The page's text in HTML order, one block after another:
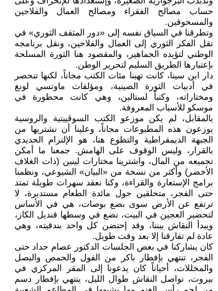
حساب مصالح الفقراء ومصالح العمال والفلاحين
والمسحوقين.
وتطرقنا في السياق نفسه إلى «دور المثقف الثوري» في
نقل الفكر الثوري إلى العمال والفلاحين، ونقل برنامجه
الوطني لتؤيده الجماهير، والمقصود هنا الثورة المسلحة
بإعتبارها الطريق السليم لتحرير الوطن.
دار ابن سينا، كانت تهبنا مئات الكتب مجاناً، لكنها تنحصر
في أدبيات الثورة الصينية، ومؤلفات ماوتسي لونغ
ومختاراته، وكتباً لستالين، وهي كانت محظورة في
موسكو للأسباب المعروفة.
بالمقابل، لم يكن موزعو الكتب السوڤييتية والروسية
يوزعون هذه المطبوعات مجاناً، وعلينا أن نشتريها من
الجبهة الديمقراطية والتطوع هنا، هو الإلتزام الحديدي
بالقرار، وليس الوقوف على الهامش. جمعنا ما أمكن
تجميعه من المال، واشترينا مختارات لينين (ذات الغلاف
الأخضر) وأكثر من نسخة من «البيان» الشيوعي، ونظمنا
برامج الإستعارة والقراءة، وكنا نعقد سهرات طويلة تمتد
حتى الفجر، متحلقين حول مائدة الطعام مستديرة، لا
ترتفع عن الأرض سوى بضع بوصات، هي في الأساس
لتحضير العجين في البيت، نضع في وسطها قنديل الكاز،
ويبدأ النقاش بيننا، وقد إحتضن كل واحد بندقيته، وهي
عادة لم تفارقنا إلا بعد وقت طويل.
كان يشاركنا في بعض الجلسات الدكتور عصام حداد حتى
الفجر، تنتهي بإفطار باكر من الفول والحمص والبصل
والمخللات، أحياناً كان يدعونا إلى المقر المركزي في
بيروت، نواصل النقاش طوال الليل، ينتهي بإفطار دسم